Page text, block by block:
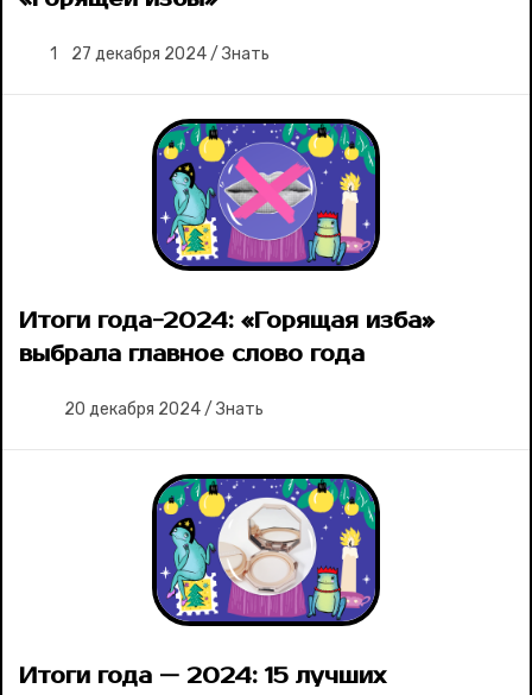
Секспросвет
Великие женщины
Соцсети
1 27 декабря 2024/ Знать
Итоги года-2024: «Горящая изба»
выбрала главное слово года
20 декабря 2024/ Знать
Итоги года — 2024: 15 лучших